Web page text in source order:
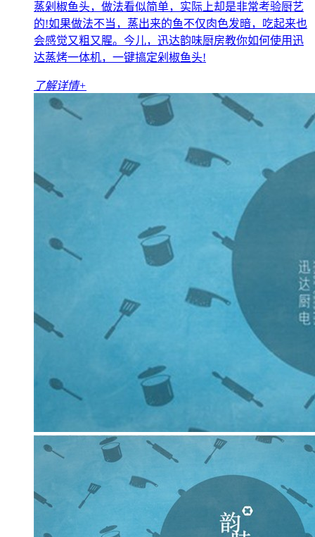
蒸剁椒鱼头，做法看似简单，实际上却是非常考验厨艺
的!如果做法不当，蒸出来的鱼不仅肉色发暗，吃起来也
会感觉又粗又腥。今儿，迅达韵味厨房教你如何使用迅
达蒸烤一体机，一键搞定剁椒鱼头!
了解详情+